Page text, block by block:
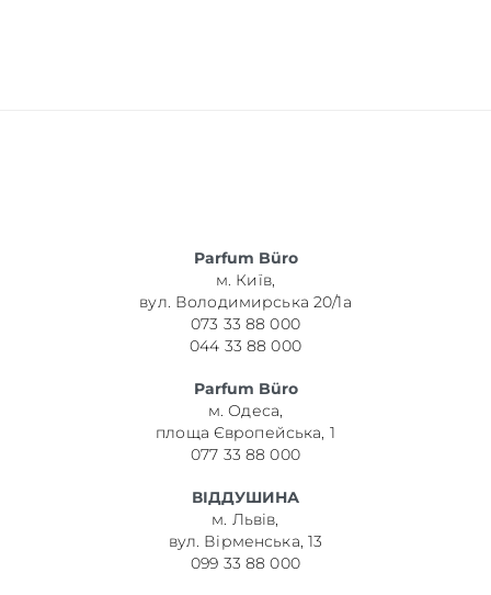
Parfum Büro
м. Київ,
вул. Володимирська 20/1а
073 33 88 000
044 33 88 000
Parfum Büro
м. Одеса,
площа Європейська, 1
077 33 88 000
ВІДДУШИНА
м. Львів,
вул. Вірменська, 13
099 33 88 000